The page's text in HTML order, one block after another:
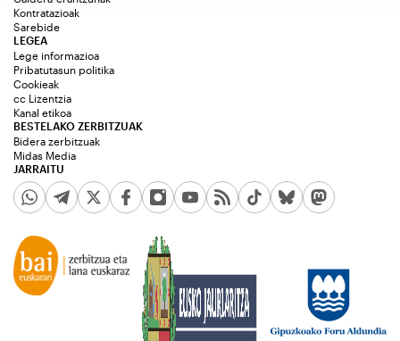
Kontratazioak
Sarebide
JARRAITU
LEGEA
Lege informazioa
Pribatutasun politika
Cookieak
cc Lizentzia
Kanal etikoa
BESTELAKO ZERBITZUAK
Bidera zerbitzuak
Midas Media